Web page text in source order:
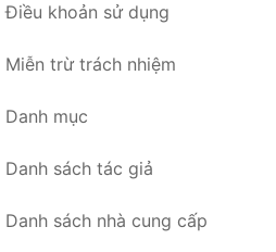
Điều khoản sử dụng
Miễn trừ trách nhiệm
Danh mục
Danh sách tác giả
Danh sách nhà cung cấp